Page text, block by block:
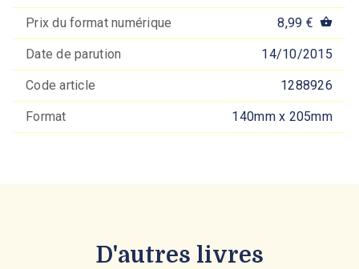
Prix du format numérique 8,99 € shopping_basket
Date de parution 14/10/2015
Code article 1288926
Format 140mm x 205mm
D'autres livres